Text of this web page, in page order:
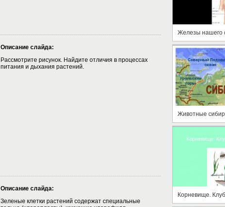
Описание слайда:
Рассмотрите рисунок. Найдите отличия в процессах
питания и дыхания растений.
Описание слайда:
Зеленые клетки растений содержат специальные
Железы нашего
Животные
Корневище.